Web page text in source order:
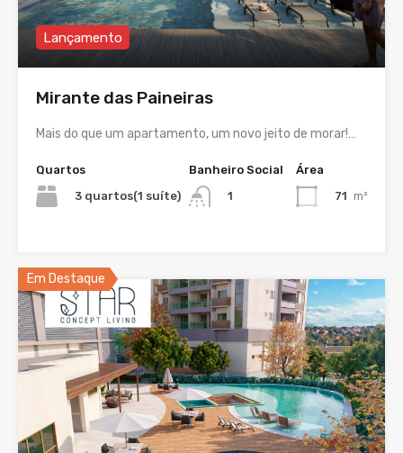
Lançamento
Mirante das Paineiras
Mais do que um apartamento, um novo jeito de morar!…
Quartos
3 quartos(1 suíte)
Banheiro Social
1
Área
71 m²
Em Destaque